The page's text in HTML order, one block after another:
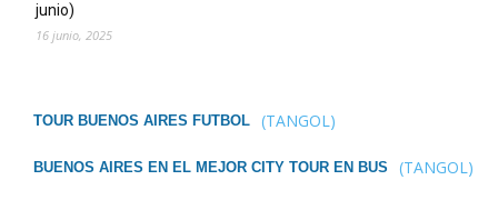
junio)
16 junio, 2025
TOUR BUENOS AIRES FUTBOL (TANGOL)
BUENOS AIRES EN EL MEJOR CITY TOUR EN BUS (TANGOL)